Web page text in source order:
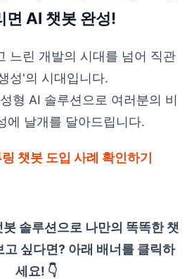
면 AI 챗봇 완성!
느린 개발의 시대를 넘어 직관
성'의 시대입니다.
형 AI 솔루션으로 여러분의 비
에 날개를 달아드립니다.
챗봇 도입 사례 확인하기
봇 솔루션으로 나만의 똑똑한 챗
고 싶다면? 아래 배너를 클릭하
세요! 👇